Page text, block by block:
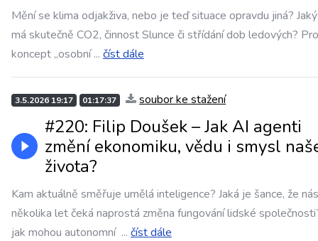
Mění se klima odjakživa, nebo je teď situace opravdu jiná?
má skutečně CO2, činnost Slunce či střídání dob ledových?
koncept „osobní... číst dále
3.5.2026 19:17 01:17:37 soubor ke stažení
#220: Filip Doušek – Jak AI agenti
změní ekonomiku, vědu i smysl
života?
Kam aktuálně směřuje umělá inteligence? Jaká je šance, že
několika let čeká naprostá změna fungování lidské
jak mohou autonomní ... číst dále